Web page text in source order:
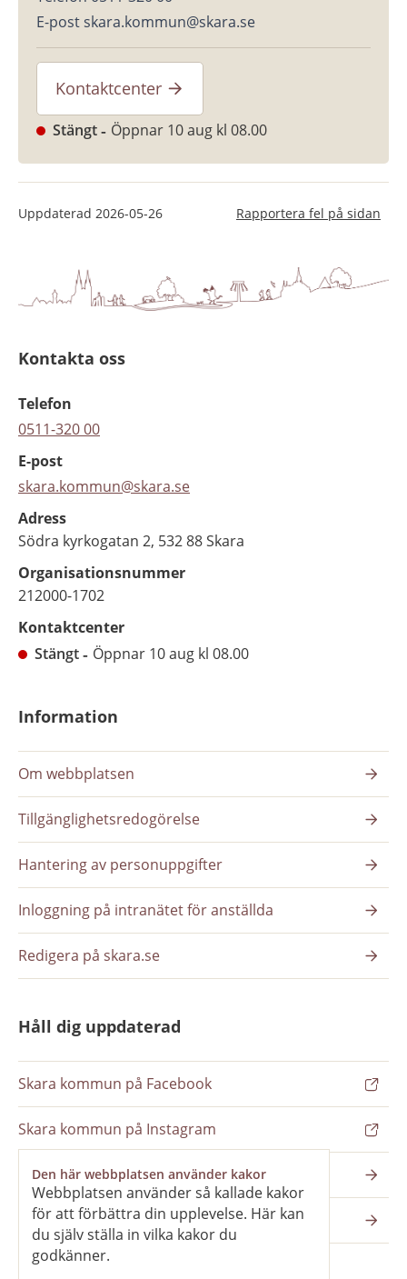
Den här webbplatsen använder kakor
Webbplatsen använder så kallade kakor
för att förbättra din upplevelse. Här kan
du själv ställa in vilka kakor du
godkänner.
E-post skara.kommun@skara.se
Kontaktcenter
Stängt Öppnar 10 aug kl 08.00
Uppdaterad 2026-05-26 Rapportera fel på sidan
Kontakta oss
Telefon
0511-320 00
E-post
skara.kommun@skara.se
Adress
Södra kyrkogatan 2, 532 88 Skara
Organisationsnummer
212000-1702
Kontaktcenter
Stängt
Öppnar 10 aug kl 08.00
Information
Om webbplatsen
Tillgänglighetsredogörelse
Hantering av personuppgifter
Inloggning på intranätet för anställda
Redigera på skara.se
Håll dig uppdaterad
Skara kommun på Facebook
Skara kommun på Instagram
Nyhetsbrev
Pressrum